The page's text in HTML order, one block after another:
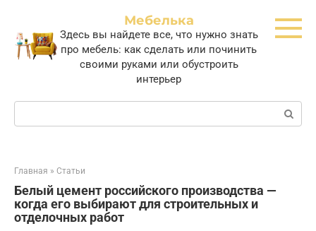
контенту
Мебелька
Здесь вы найдете все, что нужно знать
про мебель: как сделать или починить
своими руками или обустроить
интерьер
Поиск:
Главная » Статьи
Белый цемент российского производства —
когда его выбирают для строительных и
отделочных работ